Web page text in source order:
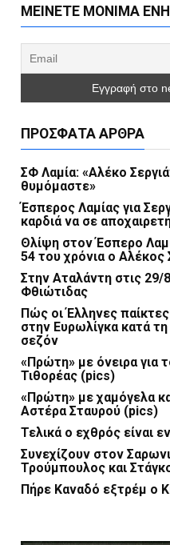
ΜΕΊΝΕΤΕ ΜΌΝΙΜΑ
ΠΡΌΣΦΑΤΑ ΆΡΘΡΑ
ΣΦ Λαμία: «Αλέκο
θυμόμαστε»
Έσπερος Λαμίας για
καρδιά να σε
Θλίψη στον Έσπερο
54 του χρόνια ο Αλέκος
Στην Αταλάντη στις 29/
Φθιώτιδας
Πώς οι Έλληνες
στην Ευρωλίγκα κατά τη
σεζόν
«Πρώτη» με όνειρα για
Τιθορέας (pics)
«Πρώτη» με χαμόγελα
Αστέρα Σταυρού (pics)
Τελικά ο εχθρός είναι
Συνεχίζουν στον
Τρούμπουλος και
Πήρε Καναδό εξτρέμ ο